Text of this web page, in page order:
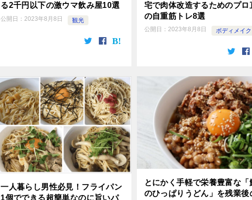
る2千円以下の激ウマ飲み屋10選
公開日：2023年8月8日 観光
宅で肉体改造するためのプロ
の自重筋トレ8選
公開日： 2023年8月8日 ボディメイク
一人暮らし男性必見！フライパン
1個でできる超簡単なのに旨いパ
とにかく手軽で栄養豊富な「
のひっぱりうどん」を残業後